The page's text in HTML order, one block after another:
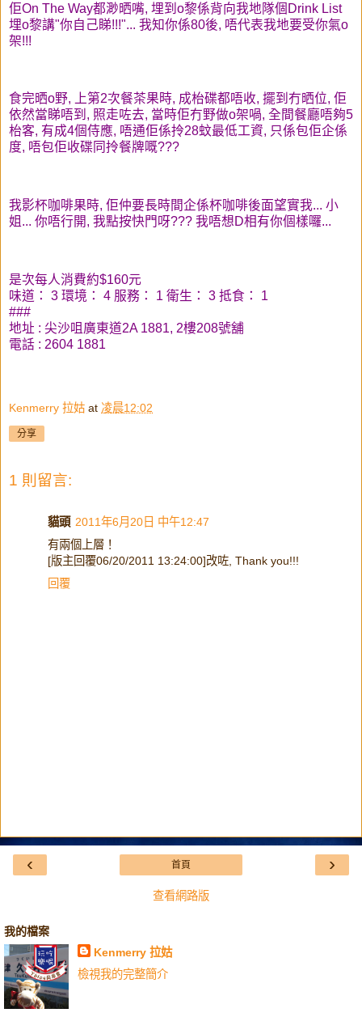
佢On The Way都渺晒嘴, 埋到o黎係背向我地隊個Drink List
埋o黎講"你自己睇!!!"... 我知你係80後, 唔代表我地要受你氣o
架!!!
食完晒o野, 上第2次餐茶果時, 成枱碟都唔收, 擺到冇晒位, 佢
依然當睇唔到, 照走咗去, 當時佢冇野做o架喎, 全間餐廳唔夠5
枱客, 有成4個侍應, 唔通佢係拎28蚊最低工資, 只係包佢企係
度, 唔包佢收碟同拎餐牌嘅???
我影杯咖啡果時, 佢仲要長時間企係杯咖啡後面望實我... 小
姐... 你唔行開, 我點按快門呀??? 我唔想D相有你個樣囉...
是次每人消費約$160元
味道： 3 環境： 4 服務： 1 衛生： 3 抵食： 1
###
地址 : 尖沙咀廣東道2A 1881, 2樓208號舖
電話 : 2604 1881
Kenmerry 拉姑 at 凌晨12:02
分享
1 則留言:
貓頭 2011年6月20日 中午12:47
有兩個上層！
[版主回覆06/20/2011 13:24:00]改咗, Thank you!!!
回覆
‹ ›
首頁
查看網路版
我的檔案
Kenmerry 拉姑
檢視我的完整簡介